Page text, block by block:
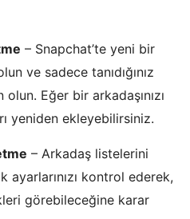
– Snapchat’te yeni bir
ve sadece tanıdığınız
Eğer bir arkadaşınızı
yeniden ekleyebilirsiniz.
– Arkadaş listelerini
kontrol ederek,
görebileceğine karar